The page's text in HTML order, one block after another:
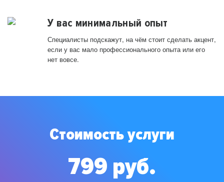
У вас минимальный опыт
Специалисты подскажут, на чём стоит сделать акцент,
если у вас мало профессионального опыта или его
нет вовсе.
Стоимость услуги
799 руб.